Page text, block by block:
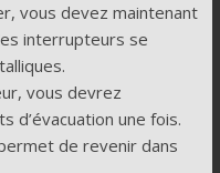
vous devez maintenant
interrupteurs se
vous devrez
d’évacuation une fois.
de revenir dans